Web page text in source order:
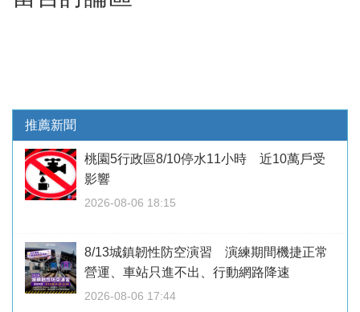
推薦新聞
桃園5行政區8/10停水11小時 近10萬戶受
影響
2026-08-06 18:15
8/13城鎮韌性防空演習 演練期間機捷正常
營運、車站只進不出、行動網路降速
2026-08-06 17:44